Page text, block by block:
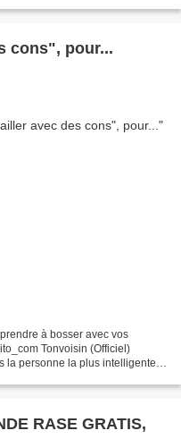
cons", pour...
à bosser avec vos
Tonvoisin (Officiel)
la personne la plus intelligente